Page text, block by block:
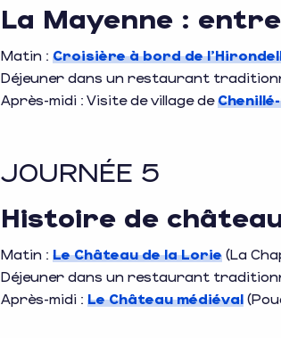
La Mayenne :
Matin : Croisière à bord de
Déjeuner dans un restaurant
Après-midi : Visite de village de
JOURNÉE 5
Histoire de
Matin : Le Château de la Lorie (La
Déjeuner dans un restaurant
Après-midi : Le Château médiéval